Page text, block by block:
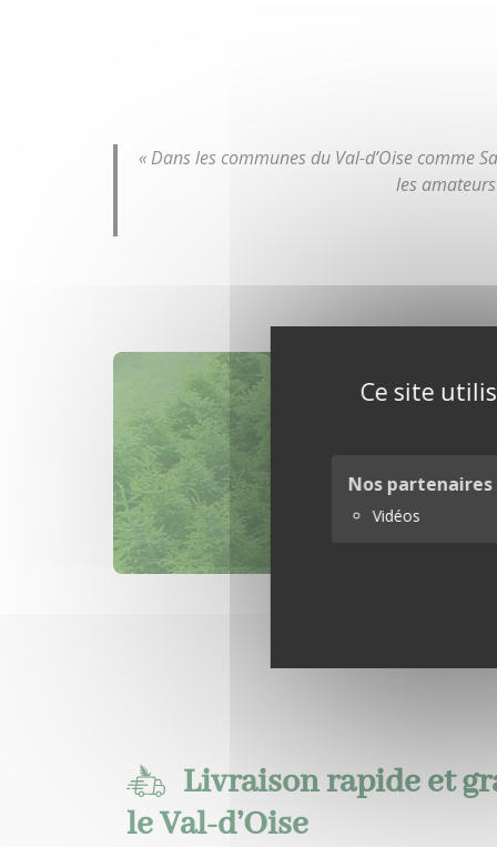
Ce site
Nos partenaires
Vidéos
« Dans les communes du Val-d’Oise comme
les
Livraison rapide et
le Val-d’Oise